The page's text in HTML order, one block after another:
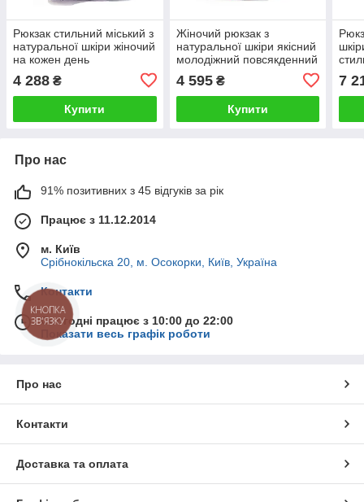
Рюкзак стильний міський з
натуральної шкіри жіночий
на кожен день
4 288 ₴
Купити
Жіночий рюкзак з
натуральної шкіри якісний
молодіжний повсякденний
4 595₴
Купити
7
Про нас
91% позитивних з 45 відгуків за рік
Працює з 11.12.2014
м. Київ
Срібнокільска 20, м. Осокорки, Київ, Україна
Контакти
Сьогодні працює з 10:00 до 22:00
Показати весь графік роботи
Про нас
Контакти
Доставка та оплата
КНОПКА
ЗВ'ЯЗКУ